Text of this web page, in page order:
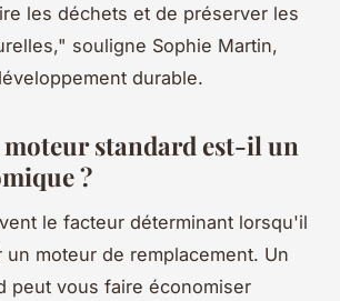
les déchets et de préserver les
souligne Sophie Martin,
durable.
standard est-il un
?
le facteur déterminant lorsqu'il
moteur de remplacement. Un
peut vous faire économiser